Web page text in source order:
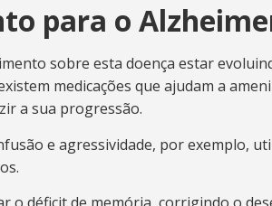
para o
sobre esta doença estar
medicações que ajudam a
a sua progressão.
e agressividade, por exemplo,